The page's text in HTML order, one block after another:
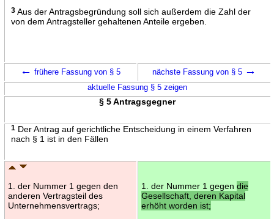
3Aus der Antragsbegründung soll sich außerdem die Zahl der
von dem Antragsteller gehaltenen Anteile ergeben.
← frühere Fassung von § 5 nächste Fassung von § 5 →
aktuelle Fassung § 5 zeigen
§ 5 Antragsgegner
1Der Antrag auf gerichtliche Entscheidung in einem Verfahren
nach § 1 ist in den Fällen
1. der Nummer 1 gegen den
anderen Vertragsteil des
Unternehmensvertrags;
1. der Nummer 1 gegen die
Gesellschaft, deren Kapital
erhöht worden ist;